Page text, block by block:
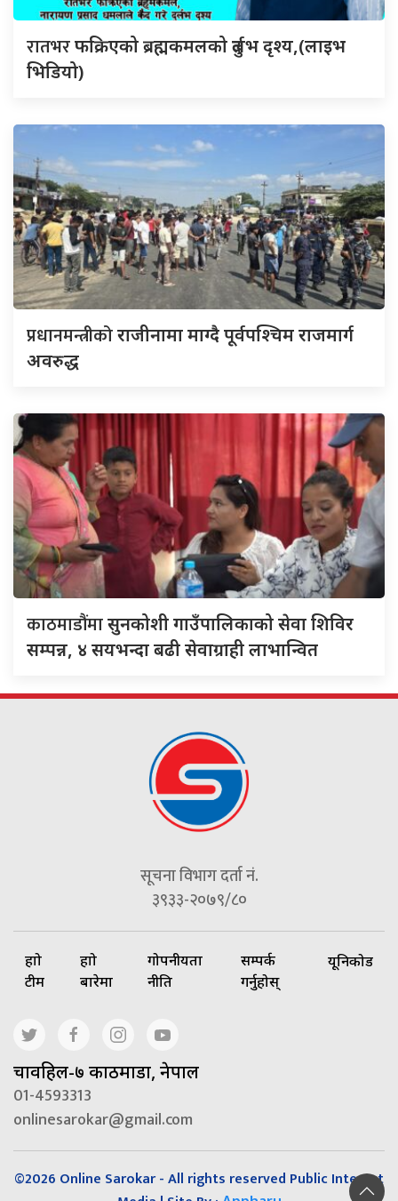
रातभरफक्रिएको ब्रह्मकमलको दुर्लभ दृश्य,(लाइभ
भिडियो)
प्रधानमन्त्रीकोराजीनामा माग्दै पूर्वपश्चिम राजमार्ग
अवरुद्ध
काठमाडौंमासुनकोशी गाउँपालिकाको सेवा शिविर
सम्पन्न, ४ सयभन्दा बढी सेवाग्राही लाभान्वित
सूचना विभाग दर्ता नं.
३९३३-२०७९/८०
हाम्रो
टीम
हाम्रो
बारेमा
गोपनीयता
नीति
सम्पर्क
गर्नुहोस्
यूनिकोड
चावहिल-७ काठमाडौं, नेपाल
01-4593313
onlinesarokar@gmail.com
©2026 Online Sarokar - All rights reserved Public Interest